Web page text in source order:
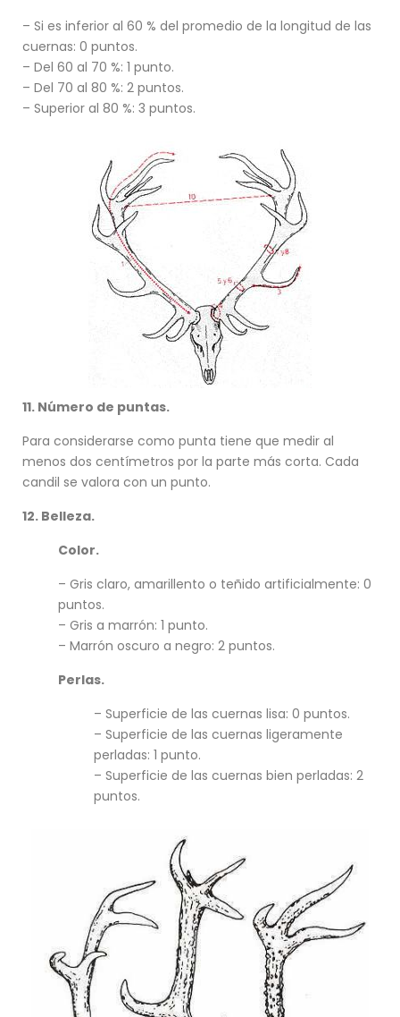
– Si es inferior al 60 % del promedio de la longitud de las
cuernas: 0 puntos.
– Del 60 al 70 %: 1 punto.
– Del 70 al 80 %: 2 puntos.
– Superior al 80 %: 3 puntos.
11. Número de puntas.
Para considerarse como punta tiene que medir al
menos dos centímetros por la parte más corta. Cada
candil se valora con un punto.
12. Belleza.
Color.
– Gris claro, amarillento o teñido artificialmente: 0
puntos.
– Gris a marrón: 1 punto.
– Marrón oscuro a negro: 2 puntos.
Perlas.
– Superficie de las cuernas lisa: 0 puntos.
– Superficie de las cuernas ligeramente
perladas: 1 punto.
– Superficie de las cuernas bien perladas: 2
puntos.